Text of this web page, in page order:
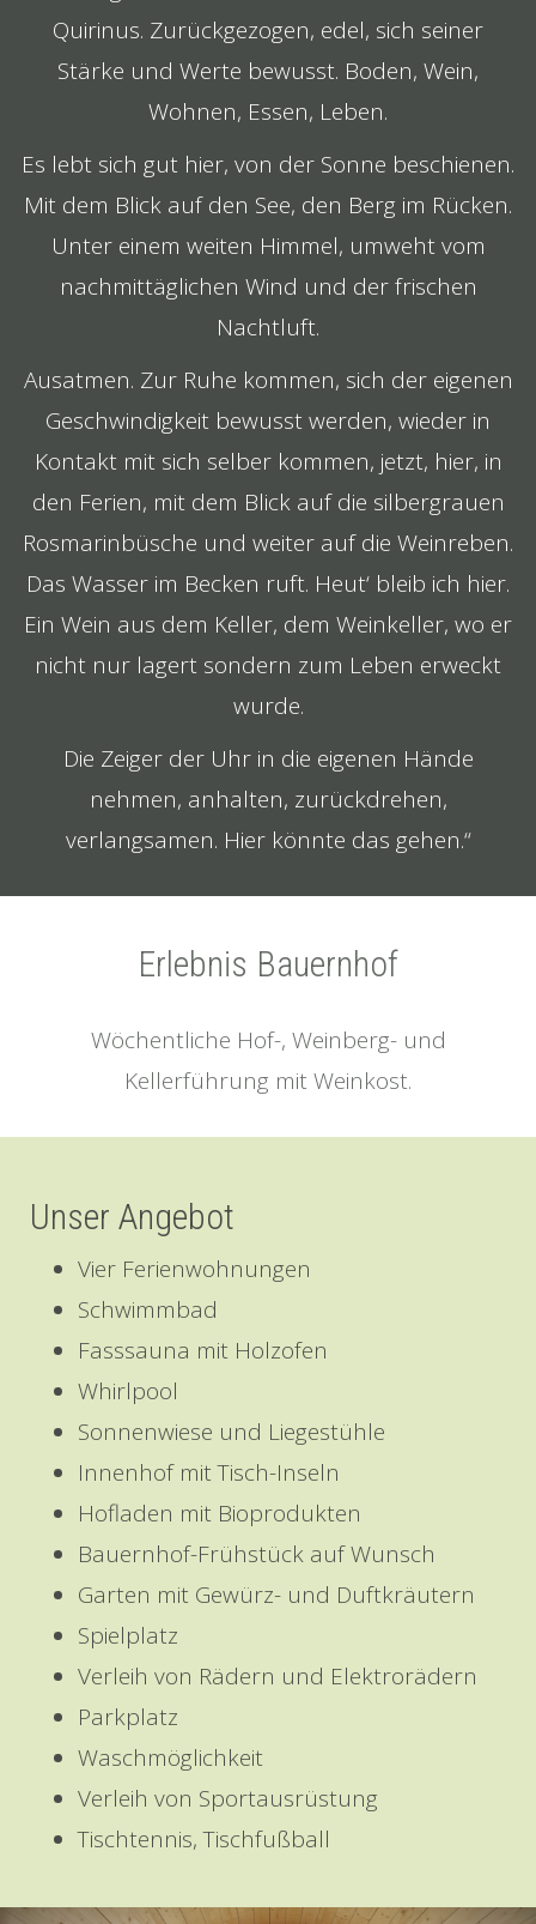
Quirinus. Zurückgezogen, edel, sich seiner
Stärke und Werte bewusst. Boden, Wein,
Wohnen, Essen, Leben.
Es lebt sich gut hier, von der Sonne beschienen.
Mit dem Blick auf den See, den Berg im Rücken.
Unter einem weiten Himmel, umweht vom
nachmittäglichen Wind und der frischen
Nachtluft.
Ausatmen. Zur Ruhe kommen, sich der eigenen
Geschwindigkeit bewusst werden, wieder in
Kontakt mit sich selber kommen, jetzt, hier, in
den Ferien, mit dem Blick auf die silbergrauen
Rosmarinbüsche und weiter auf die Weinreben.
Das Wasser im Becken ruft. Heut‘ bleib ich hier.
Ein Wein aus dem Keller, dem Weinkeller, wo er
nicht nur lagert sondern zum Leben erweckt
wurde.
Die Zeiger der Uhr in die eigenen Hände
nehmen, anhalten, zurückdrehen,
verlangsamen. Hier könnte das gehen.“
Erlebnis Bauernhof
Wöchentliche Hof-, Weinberg- und
Kellerführung mit Weinkost.
Unser Angebot
Vier Ferienwohnungen
Schwimmbad
Fasssauna mit Holzofen
Whirlpool
Sonnenwiese und Liegestühle
Innenhof mit Tisch-Inseln
Hofladen mit Bioprodukten
Bauernhof-Frühstück auf Wunsch
Garten mit Gewürz- und Duftkräutern
Spielplatz
Verleih von Rädern und Elektrorädern
Parkplatz
Waschmöglichkeit
Verleih von Sportausrüstung
Tischtennis, Tischfußball